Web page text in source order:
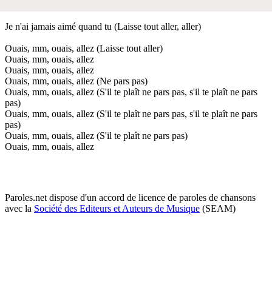
Je n'ai jamais aimé quand tu (Laisse tout aller, aller)
Ouais, mm, ouais, allez (Laisse tout aller)
Ouais, mm, ouais, allez
Ouais, mm, ouais, allez
Ouais, mm, ouais, allez (Ne pars pas)
Ouais, mm, ouais, allez (S'il te plaît ne pars pas, s'il te plaît ne pars
pas)
Ouais, mm, ouais, allez (S'il te plaît ne pars pas, s'il te plaît ne pars
pas)
Ouais, mm, ouais, allez (S'il te plaît ne pars pas)
Ouais, mm, ouais, allez
Paroles.net dispose d'un accord de licence de paroles de chansons
avec la Société des Editeurs et Auteurs de Musique (SEAM)